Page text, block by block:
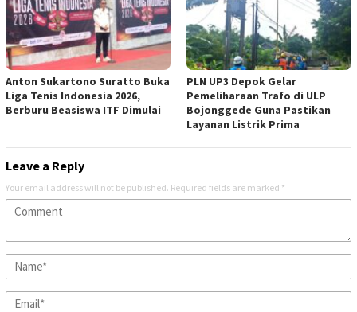
Anton Sukartono Suratto Buka
Liga Tenis Indonesia 2026,
Berburu Beasiswa ITF Dimulai
PLN UP3 Depok Gelar
Pemeliharaan Trafo di ULP
Bojonggede Guna Pastikan
Layanan Listrik Prima
Leave a Reply
Your email address will not be published. Required fields are marked *